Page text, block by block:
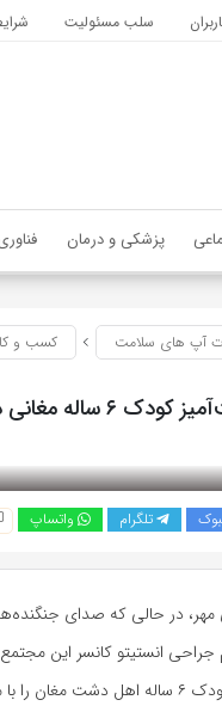
سلب مسئولیت
پزشکی و درمان
آپ های سلامت کسب و
صدای جنگنده‌ها و بمباران
تلگرام واتساپ
در حالی که صدای
انستیتو کانسر این
بسیار سنگین یک کودک ۶ ساله